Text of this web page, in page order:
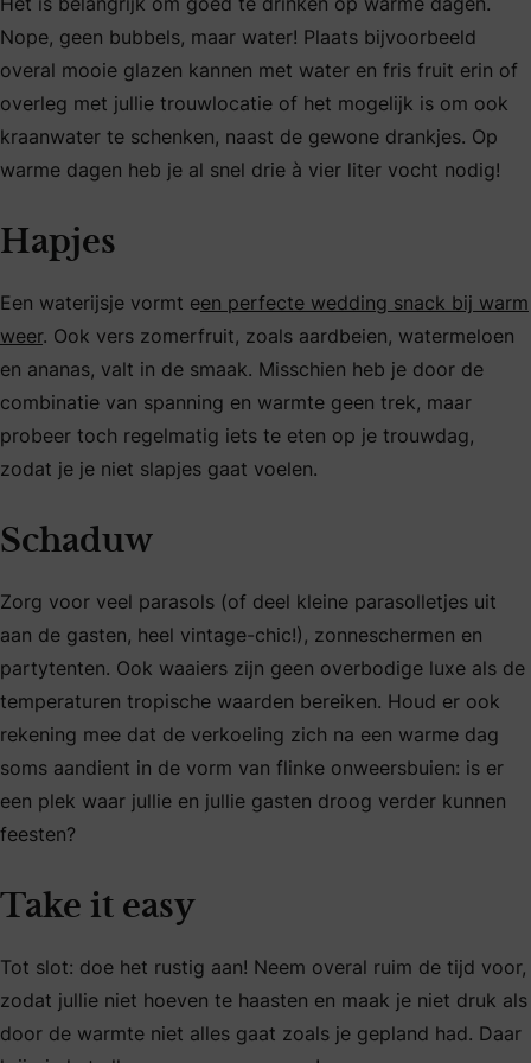
Nope, geen bubbels, maar water! Plaats bijvoorbeeld
overal mooie glazen kannen met water en fris fruit erin of
overleg met jullie trouwlocatie of het mogelijk is om ook
kraanwater te schenken, naast de gewone drankjes. Op
warme dagen heb je al snel drie à vier liter vocht nodig!
Hapjes
Een waterijsje vormt een perfecte wedding snack bij warm
weer. Ook vers zomerfruit, zoals aardbeien, watermeloen
en ananas, valt in de smaak. Misschien heb je door de
combinatie van spanning en warmte geen trek, maar
probeer toch regelmatig iets te eten op je trouwdag,
zodat je je niet slapjes gaat voelen.
Schaduw
Zorg voor veel parasols (of deel kleine parasolletjes uit
aan de gasten, heel vintage-chic!), zonneschermen en
partytenten. Ook waaiers zijn geen overbodige luxe als de
temperaturen tropische waarden bereiken. Houd er ook
rekening mee dat de verkoeling zich na een warme dag
soms aandient in de vorm van flinke onweersbuien: is er
een plek waar jullie en jullie gasten droog verder kunnen
feesten?
Take it easy
Tot slot: doe het rustig aan! Neem overal ruim de tijd voor,
zodat jullie niet hoeven te haasten en maak je niet druk als
door de warmte niet alles gaat zoals je gepland had. Daar